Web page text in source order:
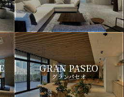
GRAN PASEO
グランパセオ